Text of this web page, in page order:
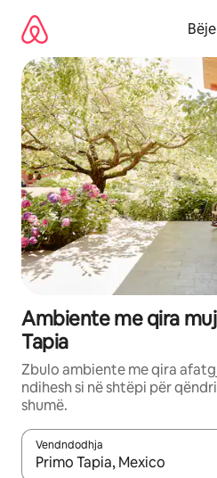
përmbajtja
Ambiente me qira
Tapia
Zbulo ambiente me qira
ndihesh si në shtëpi për
shumë.
Vendndodhja
Kur rezultatet të jenë të